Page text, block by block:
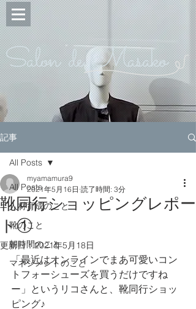
Salon de Masako
記事
All Posts
人材育成のこと
靴のこと
朝時間のこと
マネジメントのこと
All Posts
靴同行ショッピングレポー
ト①
myamamura9
2021年5月16日 読了時間: 3分
更新日：2021年5月18日
「最近はオンラインでまあ可愛いコン
トフォーシューズを買うだけですね
ー」というリコさんと、靴同行ショッ
ピング♪